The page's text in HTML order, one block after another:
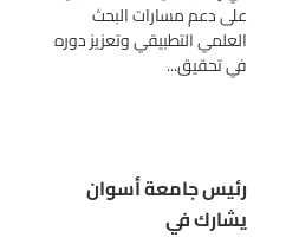
على دعم مسارات البحث
العلمي التطبيقي وتعزيز دوره
في تحقيق...
رئيس جامعة أسوان
يشارك في